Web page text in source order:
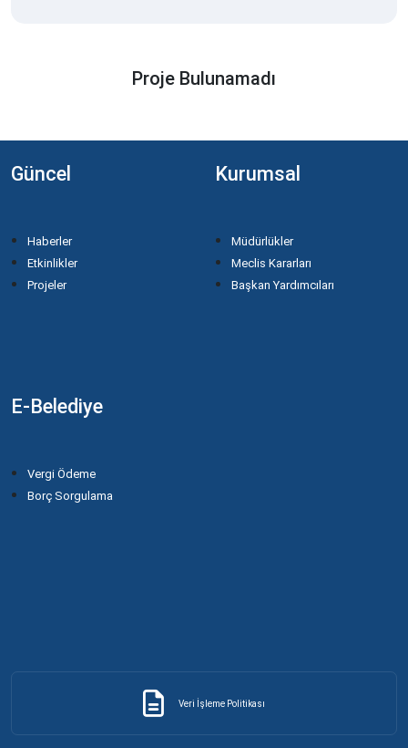
Proje Bulunamadı
Güncel
Haberler
Etkinlikler
Projeler
Kurumsal
Müdürlükler
Meclis Kararları
Başkan Yardımcıları
E-Belediye
Vergi Ödeme
Borç Sorgulama
Veri İşleme Politikası